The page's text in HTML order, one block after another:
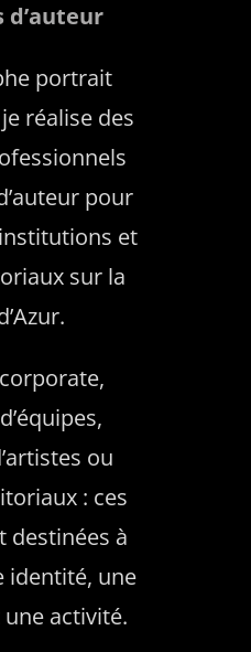
portrait
réalise des
pour
et
sur la
ou
: ces
destinées à
identité, une
activité.